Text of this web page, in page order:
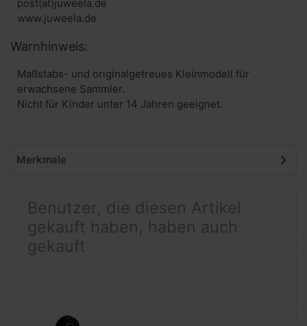
post(at)juweela.de
www.juweela.de
Warnhinweis:
Maßstabs- und originalgetreues Kleinmodell für
erwachsene Sammler.
Nicht für Kinder unter 14 Jahren geeignet.
Merkmale
Benutzer, die diesen Artikel
gekauft haben, haben auch
gekauft